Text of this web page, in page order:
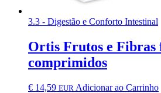
3.3 - Digestão e Conforto Intestinal
Ortis Frutos e Fibras
comprimidos
€ 14,59 EUR Adicionar ao Carrinho